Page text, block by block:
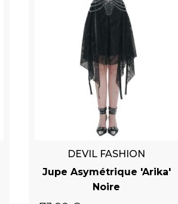
DEVIL FASHION
Jupe Asymétrique 'Arika'
Noire